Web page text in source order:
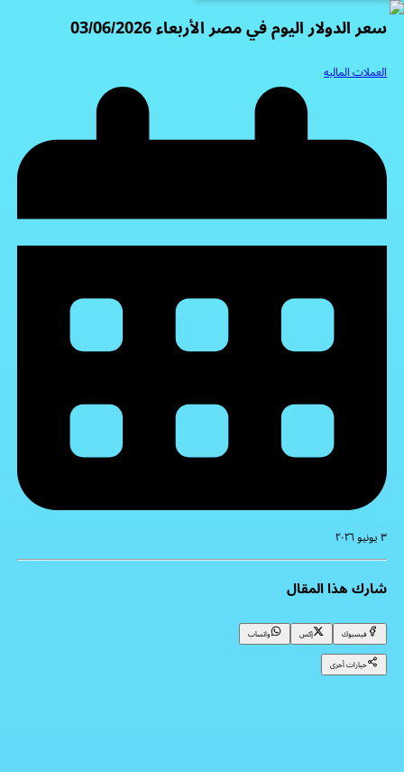
سعر الدولار اليوم في مصر الأربعاء 03/06/2026
العملات الماليه
٣ يونيو ٢٠٢٦
شارك هذا المقال
فيسبوك إكس
واتساب
خيارات أخرى